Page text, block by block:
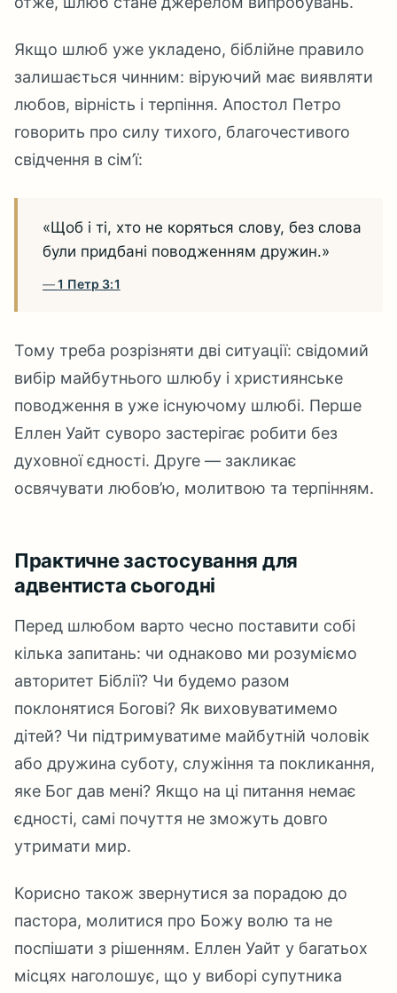
Якщо шлюб уже укладено, біблійне правило
залишається чинним: віруючий має виявляти
любов, вірність і терпіння. Апостол Петро
говорить про силу тихого, благочестивого
свідчення в сім’ї:
«Щоб і ті, хто не коряться слову, без слова
були придбані поводженням дружин.»
1 Петр 3:1
Тому треба розрізняти дві ситуації: свідомий
вибір майбутнього шлюбу і християнське
поводження в уже існуючому шлюбі. Перше
Еллен Уайт суворо застерігає робити без
духовної єдності. Друге — закликає
освячувати любов’ю, молитвою та терпінням.
Практичне застосування для
адвентиста сьогодні
Перед шлюбом варто чесно поставити собі
кілька запитань: чи однаково ми розуміємо
авторитет Біблії? Чи будемо разом
поклонятися Богові? Як виховуватимемо
дітей? Чи підтримуватиме майбутній чоловік
або дружина суботу, служіння та покликання,
яке Бог дав мені? Якщо на ці питання немає
єдності, самі почуття не зможуть довго
утримати мир.
Корисно також звернутися за порадою до
пастора, молитися про Божу волю та не
поспішати з рішенням. Еллен Уайт у багатьох
місцях наголошує, що у виборі супутника